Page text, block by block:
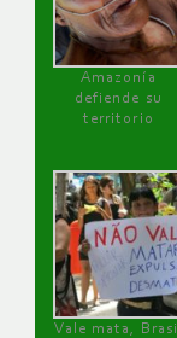
Amazonía
defiende su
territorio
Vale mata, Brasil